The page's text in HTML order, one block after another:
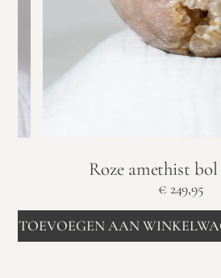
Roze amethist bol
€ 249,95
TOEVOEGEN AAN